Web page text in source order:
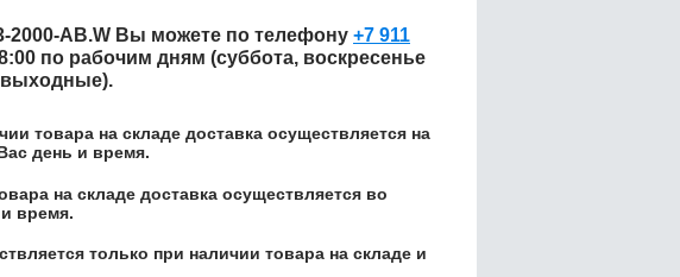
2000-AB.W Вы можете по телефону +7 911
по рабочим дням (суббота, воскресенье
выходные).
товара на складе доставка осуществляется на
день и время.
на складе доставка осуществляется во
время.
только при наличии товара на складе и